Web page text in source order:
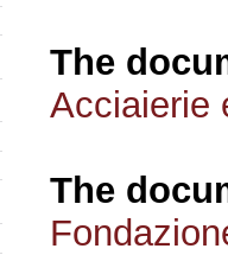
The
Acciaierie
The